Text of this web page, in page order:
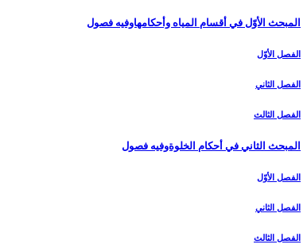
المبحث الأوّل في أقسام المياه وأحكامهاوفيه فصول‏
الفصل الأوّل‏
الفصل الثاني‏
الفصل الثالث‏
المبحث الثاني في أحكام الخلوةوفيه فصول
الفصل الأوّل‏
الفصل الثاني‏
الفصل الثالث‏